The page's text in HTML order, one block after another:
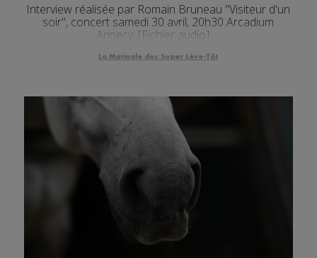
Interview réalisée par Romain Bruneau "Visiteur d'un
soir", concert samedi 30 avril, 20h30 Arcadium
Annecy. [Fichier audio]
La Matinale des Super Lève-Tôt